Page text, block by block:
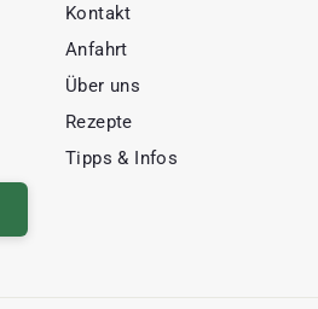
Kontakt
Anfahrt
Über uns
Rezepte
Tipps & Infos